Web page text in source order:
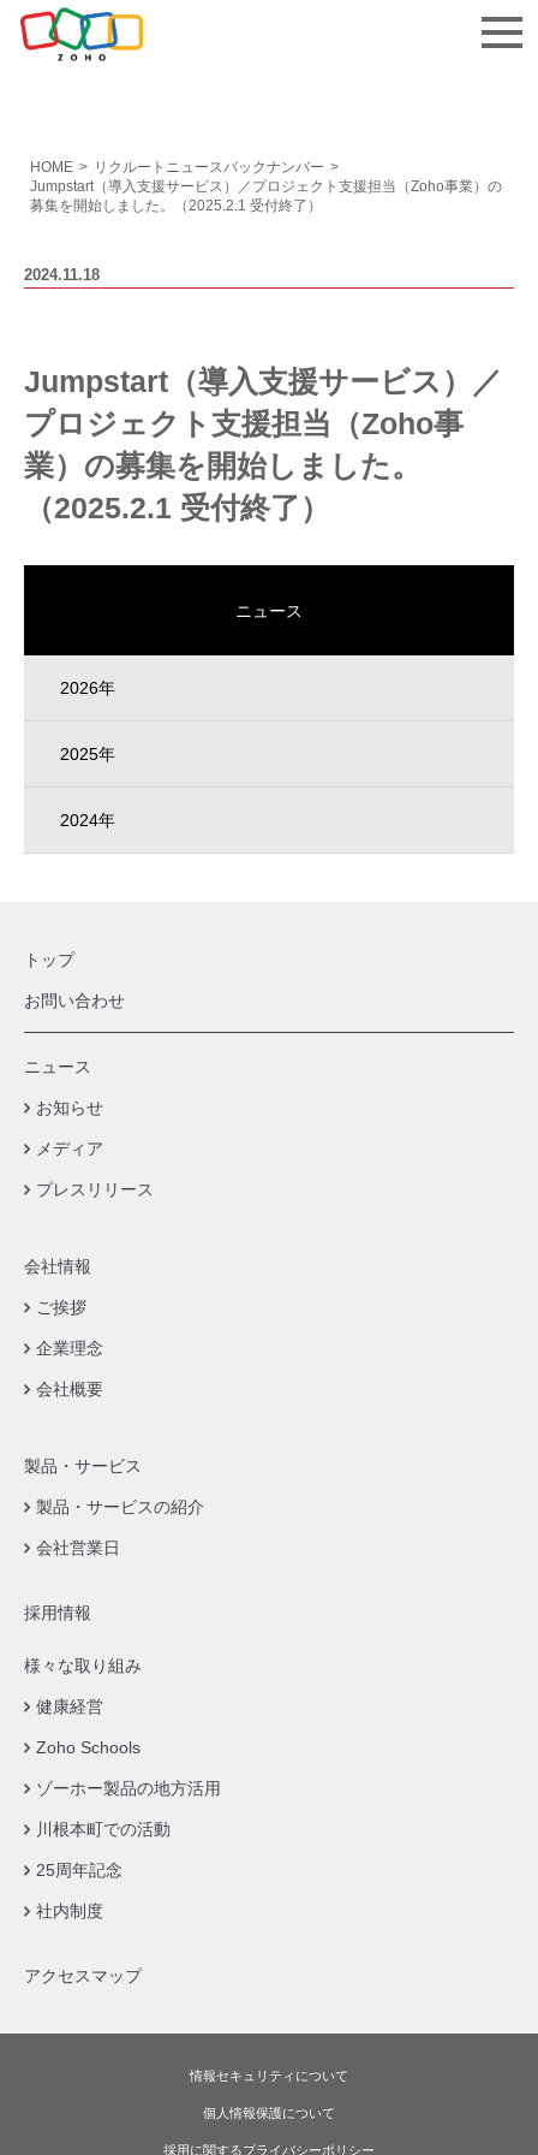
お問い合わせ
HOME > リクルートニュースバックナンバー >
Jumpstart（導入支援サービス）／プロジェクト支援担当（Zoho事業）の
募集を開始しました。（2025.2.1 受付終了）
2024.11.18
Jumpstart（導入支援サービス）／
プロジェクト支援担当（Zoho事
業）の募集を開始しました。
（2025.2.1 受付終了）
ニュース
2026年
2025年
2024年
トップ
お問い合わせ
ニュース
お知らせ
メディア
プレスリリース
会社情報
ご挨拶
企業理念
会社概要
製品・サービス
製品・サービスの紹介
会社営業日
採用情報
様々な取り組み
健康経営
Zoho Schools
ゾーホー製品の地方活用
川根本町での活動
25周年記念
社内制度
アクセスマップ
情報セキュリティについて
個人情報保護について
採用に関するプライバシーポリシー